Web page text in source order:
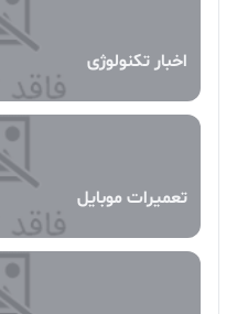
اخبار تکنولوژی
تعمیرات موبایل